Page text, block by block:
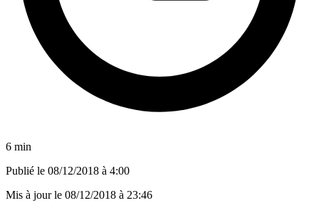
6 min
Publié le 08/12/2018 à 4:00
Mis à jour le 08/12/2018 à 23:46